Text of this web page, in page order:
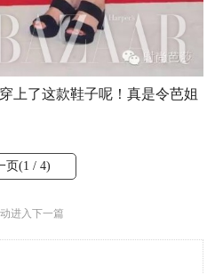
上了这款鞋子呢！真是令芭姐
页(1 / 4)
进入下一篇